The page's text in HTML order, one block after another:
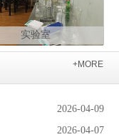
实验室
+MORE
2026-04-09
2026-04-07